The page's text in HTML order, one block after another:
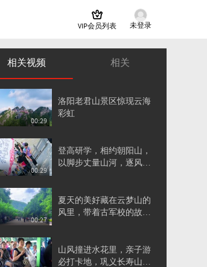
VIP会员列表 未登录
相关视频 相关
00:29
洛阳老君山景区惊现云海
彩虹
00:29
登高研学，相约朝阳山，
以脚步丈量山河，逐风向
00:27
夏天的美好藏在云梦山的
风里，带着古军校的故
山风撞进水花里，亲子游
必打卡地，巩义长寿山藏